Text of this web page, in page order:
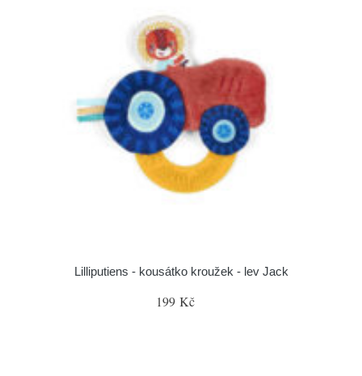
Lilliputiens - kousátko kroužek - lev Jack
199 Kč